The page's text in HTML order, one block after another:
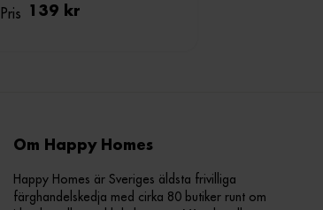
Pris 139 kr
Om Happy Homes
Happy Homes är Sveriges äldsta frivilliga
färghandelskedja med cirka 80 butiker runt om